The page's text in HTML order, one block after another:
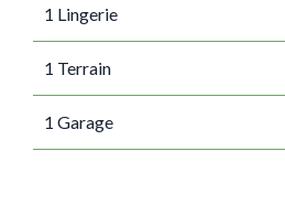
1 Lingerie
1 Terrain
1 Garage